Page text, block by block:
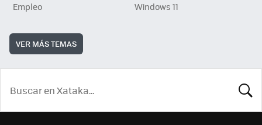
Empleo
Windows 11
VER MÁS TEMAS